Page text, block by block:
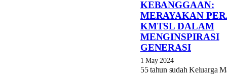
KEBANGGAAN:
MERAYAKAN
KMTSL DALAM
MENGINSPIRASI
GENERASI
1 May 2024
55 tahun sudah Keluarga